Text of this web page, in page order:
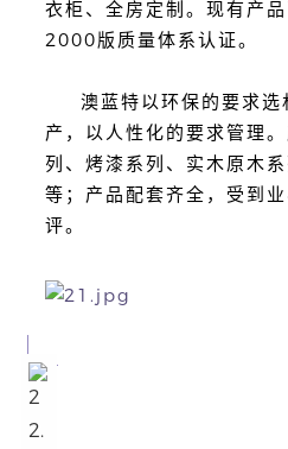
衣柜、全房定制。现有产
2000版质量体系认证。
澳蓝特以环保的要求
产，以人性化的要求管理
列、烤漆系列、实木原木
等；产品配套齐全，受到
评。